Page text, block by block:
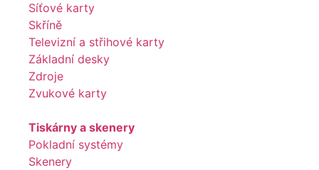
Síťové karty
Skříně
Televizní a střihové karty
Základní desky
Zdroje
Zvukové karty
Tiskárny a skenery
Pokladní systémy
Skenery